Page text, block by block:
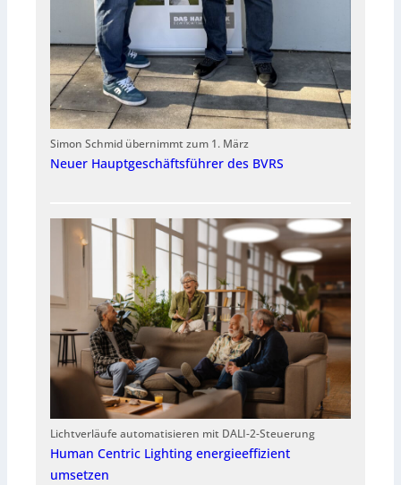
Simon Schmid übernimmt zum 1. März
Neuer Hauptgeschäftsführer des BVRS
Lichtverläufe automatisieren mit DALI-2-Steuerung
Human Centric Lighting energieeffizient
umsetzen